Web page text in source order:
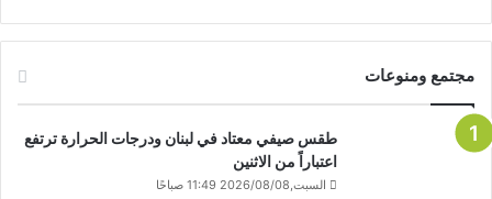
مجتمع ومنوعات
طقس صيفي معتاد في لبنان ودرجات الحرارة ترتفع
اعتباراً من الاثنين
السبت,2026/08/08 11:49 صباحًا